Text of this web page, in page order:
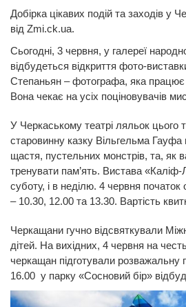
Добірка цікавих подій та заходів у
від Zmi.ck.ua.
Сьогодні, 3 червня, у галереї
відбудеться відкриття фото-
Степаньян – фотографа, яка працює
Вона чекає на усіх поціновувачів
У Черкаському театрі ляльок цього
старовинну казку Вільгельма
щастя, пустельних монстрів, та, як
тренувати пам’ять. Вистава «Каліф-
суботу, і в неділю. 4 червня початок
– 10.30, 12.00 та 13.30. Вартість
Черкащани гучно відсвяткували
дітей. На вихідних, 4 червня на
черкащан підготували розважальну
16.00 у парку «Сосновий бір»